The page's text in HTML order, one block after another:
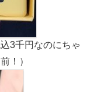
3千円なのにちゃ
！）